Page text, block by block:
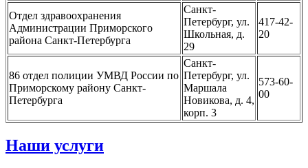
Отдел здравоохранения
Администрации Приморского
района Санкт-Петербурга
Санкт-
Петербург, ул.
Школьная, д.
29
417-42-
20
86 отдел полиции УМВД России по
Приморскому району Санкт-
Петербурга
Санкт-
Петербург, ул.
Маршала
Новикова, д. 4,
корп. 3
573-60-
00
Наши услуги